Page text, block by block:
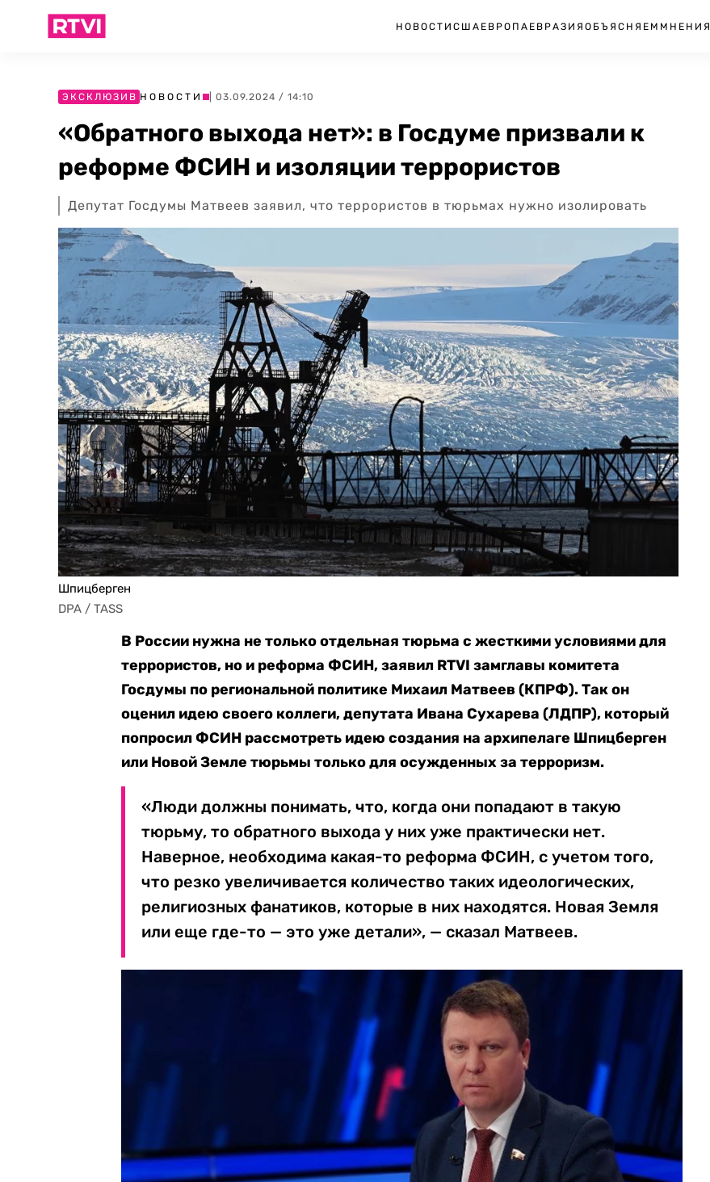
НОВОСТИ США ЕВРОПА ЕВРАЗИЯ ОБЪЯСНЯЕМ МНЕНИЯ
ЭКСКЛЮЗИВ НОВОСТИ | 03.09.2024 / 14:10
«Обратного выхода нет»: в Госдуме призвали к
реформе ФСИН и изоляции террористов
Депутат Госдумы Матвеев заявил, что террористов в тюрьмах нужно изолировать
Шпицберген
DPA / TASS
В России нужна не только отдельная тюрьма с жесткими условиями для
террористов, но и реформа ФСИН, заявил RTVI замглавы комитета
Госдумы по региональной политике Михаил Матвеев (КПРФ). Так он
оценил идею своего коллеги, депутата Ивана Сухарева (ЛДПР), который
попросил ФСИН рассмотреть идею создания на архипелаге Шпицберген
или Новой Земле тюрьмы только для осужденных за терроризм.
«Люди должны понимать, что, когда они попадают в такую
тюрьму, то обратного выхода у них уже практически нет.
Наверное, необходима какая-то реформа ФСИН, с учетом того,
что резко увеличивается количество таких идеологических,
религиозных фанатиков, которые в них находятся. Новая Земля
или еще где-то — это уже детали», — сказал Матвеев.